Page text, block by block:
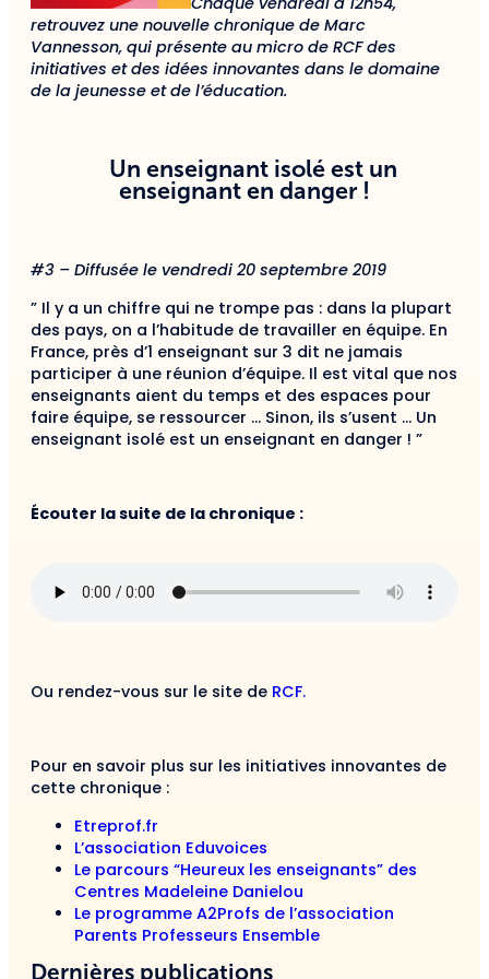
retrouvez une nouvelle chronique de Marc
Vannesson, qui présente au micro de RCF des
initiatives et des idées innovantes dans le domaine
de la jeunesse et de l’éducation.
Un enseignant isolé est un
enseignant en danger !
#3 – Diffusée le vendredi 20 septembre 2019
” Il y a un chiffre qui ne trompe pas : dans la plupart
des pays, on a l’habitude de travailler en équipe. En
France, près d’1 enseignant sur 3 dit ne jamais
participer à une réunion d’équipe. Il est vital que nos
enseignants aient du temps et des espaces pour
faire équipe, se ressourcer … Sinon, ils s’usent … Un
enseignant isolé est un enseignant en danger ! ”
Écouter la suite de la chronique :
Ou rendez-vous sur le site de RCF.
Pour en savoir plus sur les initiatives innovantes de
cette chronique :
Etreprof.fr
L’association Eduvoices
Le parcours “Heureux les enseignants” des
Centres Madeleine Danielou
Le programme A2Profs de l’association
Parents Professeurs Ensemble
Dernières publications